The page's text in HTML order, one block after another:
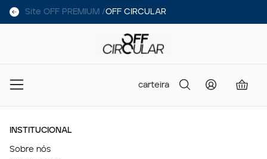
Site OFF PREMIUM /OFF CIRCULAR
carteira
INSTITUCIONAL
Sobre nós